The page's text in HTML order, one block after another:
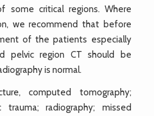
some critical regions. Where
we recommend that before
of the patients especially
pelvic region CT should be
is normal.
computed tomography;
trauma; radiography; missed